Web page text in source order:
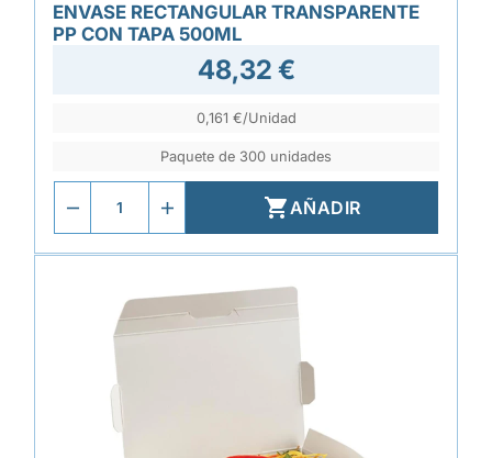
ENVASE RECTANGULAR TRANSPARENTE
PP CON TAPA 500ML
48,32 €
0,161 €/Unidad
Paquete de 300 unidades
AÑADIR